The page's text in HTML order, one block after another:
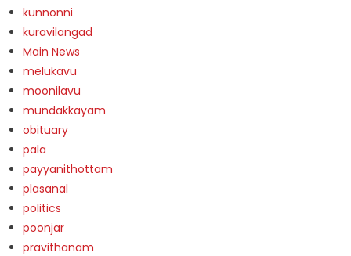
kunnonni
kuravilangad
Main News
melukavu
moonilavu
mundakkayam
obituary
pala
payyanithottam
plasanal
politics
poonjar
pravithanam